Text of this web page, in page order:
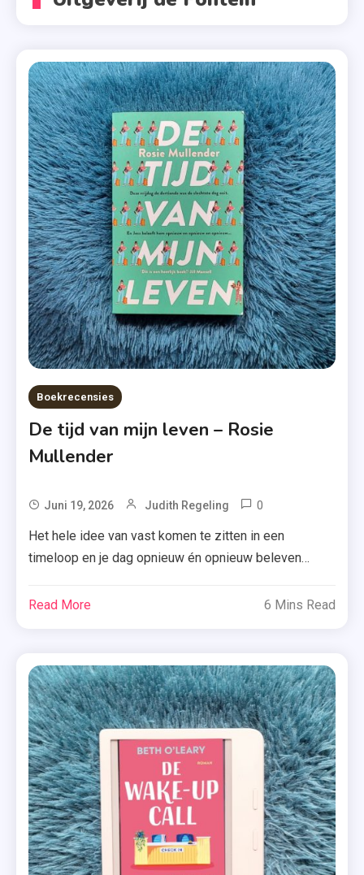
Boekrecensies
De tijd van mijn leven – Rosie
Mullender
Juni 19, 2026 Judith Regeling 0
Leven
Exemplaar
,
Roman
,
Rosie
Mullender
,
Timeloop
,
Uitgeverij
Het hele idee van vast komen te zitten in een
timeloop en je dag opnieuw én opnieuw beleven
dat uit in ‘De tijd van mijn leven’ van Rosie Mullender?
Read More 6 Mins Read